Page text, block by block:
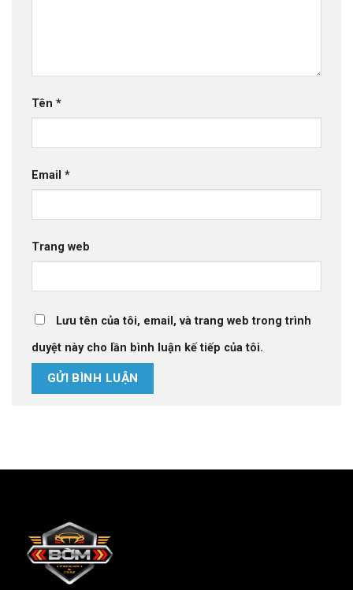
Tên *
Email *
Trang web
Lưu tên của tôi, email, và trang web trong trình
duyệt này cho lần bình luận kế tiếp của tôi.